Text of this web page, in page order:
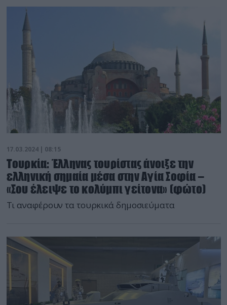
17.03.2024 | 08:15
Τουρκία: Έλληνας τουρίστας άνοιξε την
ελληνική σημαία μέσα στην Αγία Σοφία –
«Σου έλειψε το κολύμπι γείτονα» (φώτο)
Τι αναφέρουν τα τουρκικά δημοσιεύματα